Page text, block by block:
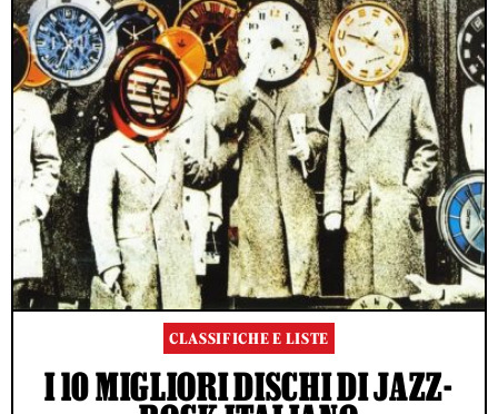
CLASSIFICHE E LISTE
I 10 MIGLIORI DISCHI DI JAZZ-